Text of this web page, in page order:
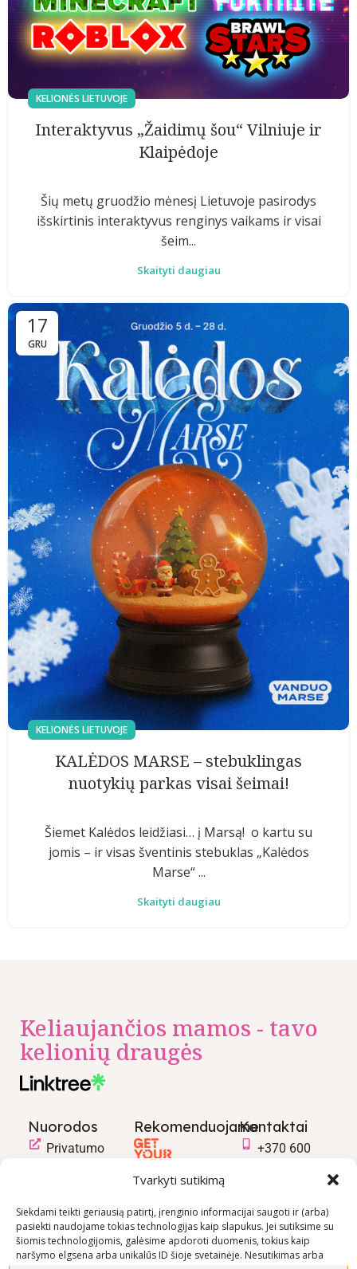
Tvarkyti sutikimą
Siekdami teikti geriausią patirtį, įrenginio informacijai saugoti ir (arba)
pasiekti naudojame tokias technologijas kaip slapukus. Jei sutiksime su
šiomis technologijomis, galėsime apdoroti duomenis, tokius kaip
naršymo elgsena arba unikalūs ID šioje svetainėje. Nesutikimas arba
KELIONĖS LIETUVOJE
Interaktyvus „Žaidimų šou“ Vilniuje ir
Klaipėdoje
Šių metų gruodžio mėnesį Lietuvoje pasirodys
išskirtinis interaktyvus renginys vaikams ir visai
šeim...
Skaityti daugiau
17
GRU
KELIONĖS LIETUVOJE
KALĖDOS MARSE – stebuklingas
nuotykių parkas visai šeimai!
Šiemet Kalėdos leidžiasi… į Marsą! o kartu su
jomis – ir visas šventinis stebuklas „Kalėdos
Marse“ ...
Skaityti daugiau
Keliaujančios mamos - tavo
kelionių draugės
Nuorodos
Privatumo
pirkimo –
pardavimo
taisyklės
RekomenduojameKontaktai
+370 600